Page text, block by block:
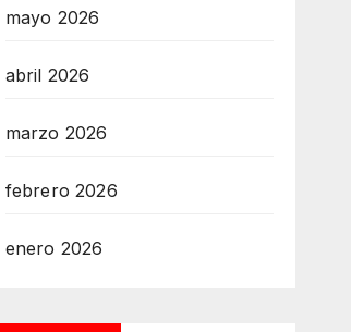
mayo 2026
abril 2026
marzo 2026
febrero 2026
enero 2026